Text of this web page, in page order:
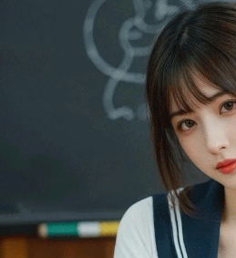
短剧
最热 添加 评分
都市 甜宠
2025 2024
全部 大陆 香港 台湾